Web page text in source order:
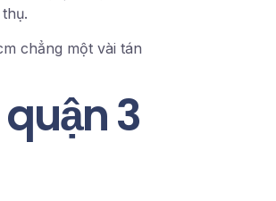
chẳng một vài tán
3